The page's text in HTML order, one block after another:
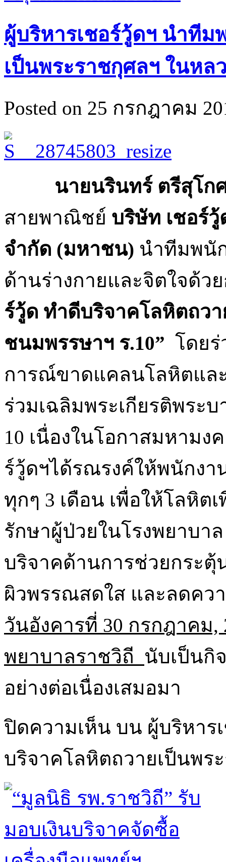
ผู้บริหารเชอร์วู้ดฯ นำที
เป็นพระราชกุศลฯ ในหลว
Posted on 25 กรกฎาคม
นายนรินทร์ ตรีสุโก
สายพาณิชย์ บริษัท เชอร์
จำกัด (มหาชน) นำทีมพนั
ด้านร่างกายและจิตใจด้ว
ร์วู้ด ทำดีบริจาคโลหิตถว
ชนมพรรษาฯ ร.10” โดย
การณ์ขาดแคลนโลหิตแล
ร่วมเฉลิมพระเกียรติพระ
10 เนื่องในโอกาสมหาม
ร์วู้ดฯได้รณรงค์ให้พนักงา
ทุกๆ 3 เดือน เพื่อให้โลหิต
รักษาผู้ป่วยในโรงพยาบา
บริจาคด้านการช่วยกระตุ้
ผิวพรรณสดใส และลดคว
วันอังคารที่ 30 กรกฎาคม,
พยาบาลราชวิถี นับเป็นกิ
อย่างต่อเนื่องเสมอมา
ปิดความเห็น บน ผู้บริหาร
บริจาคโลหิตถวายเป็นพร